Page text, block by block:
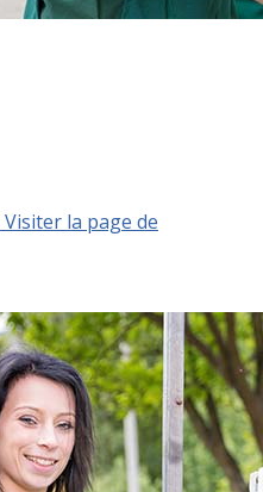
Visiter la page de